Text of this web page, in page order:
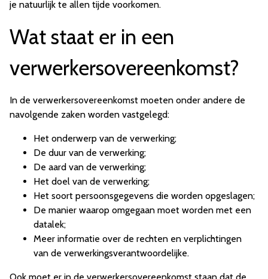
je natuurlijk te allen tijde voorkomen.
Wat staat er in een
verwerkersovereenkomst?
In de verwerkersovereenkomst moeten onder andere de
navolgende zaken worden vastgelegd:
Het onderwerp van de verwerking;
De duur van de verwerking;
De aard van de verwerking;
Het doel van de verwerking;
Het soort persoonsgegevens die worden opgeslagen;
De manier waarop omgegaan moet worden met een
datalek;
Meer informatie over de rechten en verplichtingen
van de verwerkingsverantwoordelijke.